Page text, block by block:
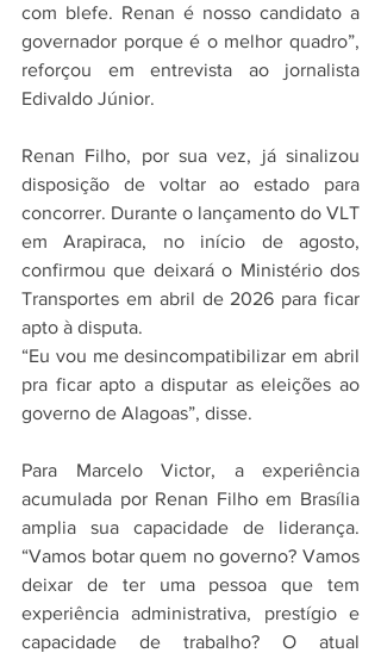
com blefe. Renan é nosso candidato a
governador porque é o melhor quadro”,
reforçou em entrevista ao jornalista
Edivaldo Júnior.
Renan Filho, por sua vez, já sinalizou
disposição de voltar ao estado para
concorrer. Durante o lançamento do VLT
em Arapiraca, no início de agosto,
confirmou que deixará o Ministério dos
Transportes em abril de 2026 para ficar
apto à disputa.
“Eu vou me desincompatibilizar em abril
pra ficar apto a disputar as eleições ao
governo de Alagoas”, disse.
Para Marcelo Victor, a experiência
acumulada por Renan Filho em Brasília
amplia sua capacidade de liderança.
“Vamos botar quem no governo? Vamos
deixar de ter uma pessoa que tem
experiência administrativa, prestígio e
capacidade de trabalho? O atual